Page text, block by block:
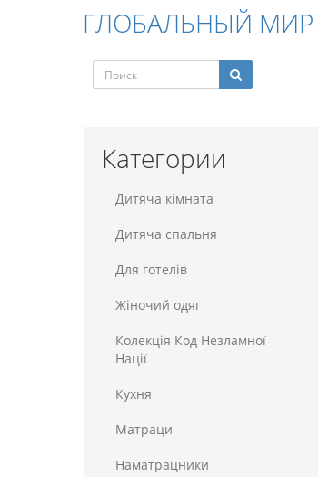
ГЛОБАЛЬНЫЙ МИР
Категории
Дитяча кімната
Дитяча спальня
Для готелiв
Жіночий одяг
Колекція Код Незламної
Нації
Кухня
Матраци
Наматрацники